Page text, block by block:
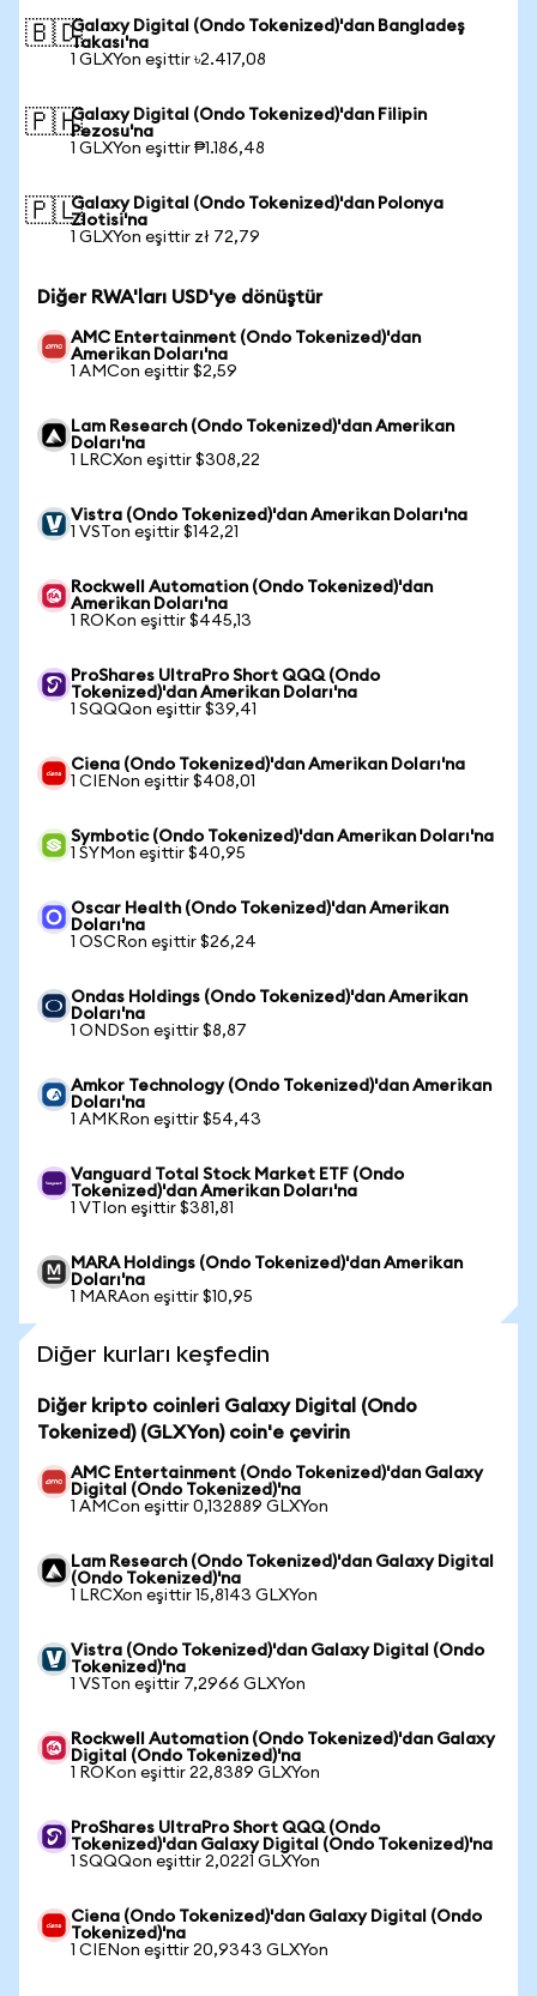
🇧🇩Galaxy Digital (Ondo Tokenized)'dan Bangladeş
Takası'na
1 GLXYon eşittir ৳2.417,08
🇵🇭Galaxy Digital (Ondo Tokenized)'dan Filipin
Pezosu'na
1 GLXYon eşittir ₱1.186,48
🇵🇱Galaxy Digital (Ondo Tokenized)'dan Polonya
Zlotisi'na
1 GLXYon eşittir zł 72,79
Diğer RWA'ları USD'ye dönüştür
AMC Entertainment (Ondo Tokenized)'dan
Amerikan Doları'na
1 AMCon eşittir $2,59
Lam Research (Ondo Tokenized)'dan Amerikan
Doları'na
1 LRCXon eşittir $308,22
Vistra (Ondo Tokenized)'dan Amerikan Doları'na
1 VSTon eşittir $142,21
Rockwell Automation (Ondo Tokenized)'dan
Amerikan Doları'na
1 ROKon eşittir $445,13
ProShares UltraPro Short QQQ (Ondo
Tokenized)'dan Amerikan Doları'na
1 SQQQon eşittir $39,41
Ciena (Ondo Tokenized)'dan Amerikan Doları'na
1 CIENon eşittir $408,01
Symbotic (Ondo Tokenized)'dan Amerikan Doları'na
1 SYMon eşittir $40,95
Oscar Health (Ondo Tokenized)'dan Amerikan
Doları'na
1 OSCRon eşittir $26,24
Ondas Holdings (Ondo Tokenized)'dan Amerikan
Doları'na
1 ONDSon eşittir $8,87
Amkor Technology (Ondo Tokenized)'dan Amerikan
Doları'na
1 AMKRon eşittir $54,43
Vanguard Total Stock Market ETF (Ondo
Tokenized)'dan Amerikan Doları'na
1 VTIon eşittir $381,81
MARA Holdings (Ondo Tokenized)'dan Amerikan
Doları'na
1 MARAon eşittir $10,95
Diğer kurları keşfedin
Diğer kripto coinleri Galaxy Digital (Ondo
Tokenized) (GLXYon) coin'e çevirin
AMC Entertainment (Ondo Tokenized)'dan Galaxy
Digital (Ondo Tokenized)'na
1 AMCon eşittir 0,132889 GLXYon
Lam Research (Ondo Tokenized)'dan Galaxy Digital
(Ondo Tokenized)'na
1 LRCXon eşittir 15,8143 GLXYon
Vistra (Ondo Tokenized)'dan Galaxy Digital (Ondo
Tokenized)'na
1 VSTon eşittir 7,2966 GLXYon
Rockwell Automation (Ondo Tokenized)'dan Galaxy
Digital (Ondo Tokenized)'na
1 ROKon eşittir 22,8389 GLXYon
ProShares UltraPro Short QQQ (Ondo
Tokenized)'dan Galaxy Digital (Ondo Tokenized)'na
1 SQQQon eşittir 2,0221 GLXYon
Ciena (Ondo Tokenized)'dan Galaxy Digital (Ondo
Tokenized)'na
1 CIENon eşittir 20,9343 GLXYon